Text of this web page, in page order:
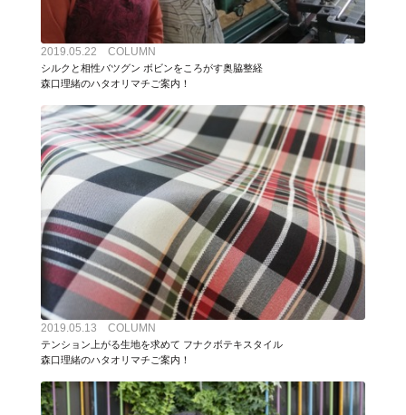
2019.05.22 COLUMN
シルクと相性バツグン ボビンをころがす奥脇整経
森口理緒のハタオリマチご案内！
2019.05.13 COLUMN
テンション上がる生地を求めて フナクボテキスタイル
森口理緒のハタオリマチご案内！